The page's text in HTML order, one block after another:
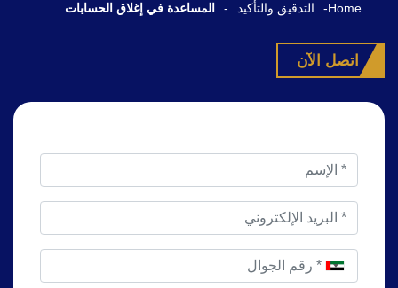
Home
- التدقيق والتأكيد - المساعدة في إغلاق الحسابات
اتصل الآن